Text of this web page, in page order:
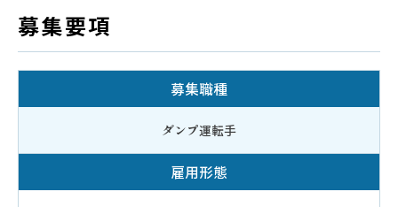
募集要項
募集職種
ダンプ運転手
雇用形態